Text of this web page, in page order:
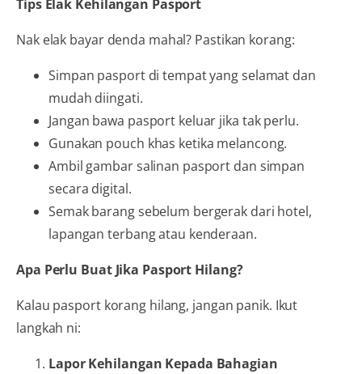
Tips Elak Kehilangan Pasport
Nak elak bayar denda mahal? Pastikan korang:
Simpan pasport di tempat yang selamat dan
mudah diingati.
Jangan bawa pasport keluar jika tak perlu.
Gunakan pouch khas ketika melancong.
Ambil gambar salinan pasport dan simpan
secara digital.
Semak barang sebelum bergerak dari hotel,
lapangan terbang atau kenderaan.
Apa Perlu Buat Jika Pasport Hilang?
Kalau pasport korang hilang, jangan panik. Ikut
langkah ni:
Lapor Kehilangan Kepada Bahagian